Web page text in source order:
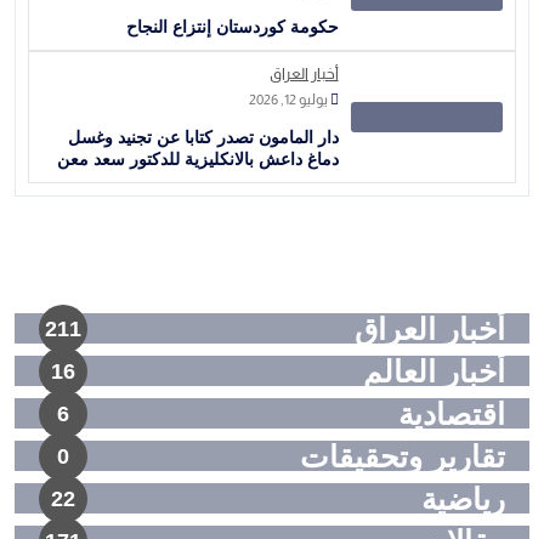
حكومة كوردستان إنتزاع النجاح
أخبار العراق
يوليو 12, 2026
دار المامون تصدر كتابا عن تجنيد وغسل
دماغ داعش بالانكليزية للدكتور سعد معن
أخبار العراق 211
أخبار العالم 16
اقتصادية 6
تقارير وتحقيقات 0
رياضية 22